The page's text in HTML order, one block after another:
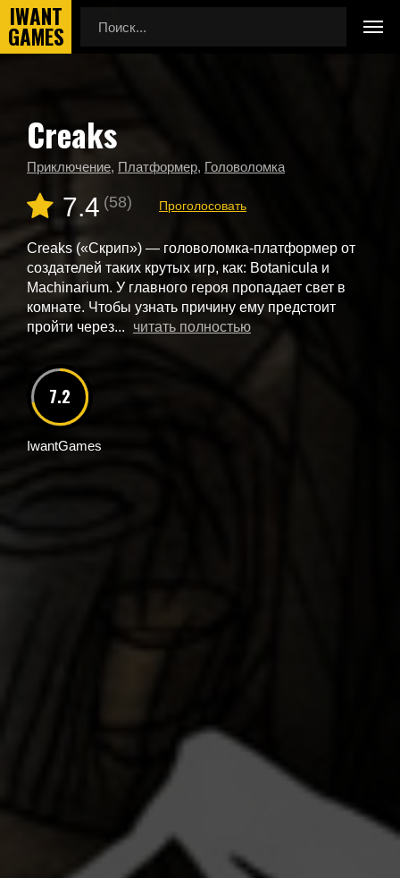
Главная
Новые игры
Creaks
Creaks
Приключение, Платформер, Головоломка
7.4 (58) Проголосовать
Creaks («Скрип») — головоломка-платформер от
создателей таких крутых игр, как: Botanicula и
Machinarium. У главного героя пропадает свет в
комнате. Чтобы узнать причину ему предстоит
пройти через...
читать полностью
7.2
IwantGames